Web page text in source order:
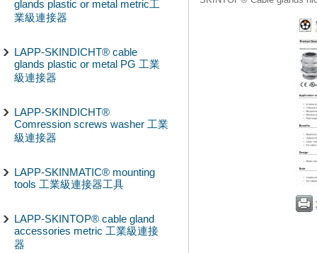
glands plastic or metal metric工
業級連接器
LAPP-SKINDICHT® cable
glands plastic or metal PG 工業
級連接器
LAPP-SKINDICHT®
Comression screws washer 工業
級連接器
LAPP-SKINMATIC® mounting
tools 工業級連接器工具
LAPP-SKINTOP® cable gland
accessories metric 工業級連接
器